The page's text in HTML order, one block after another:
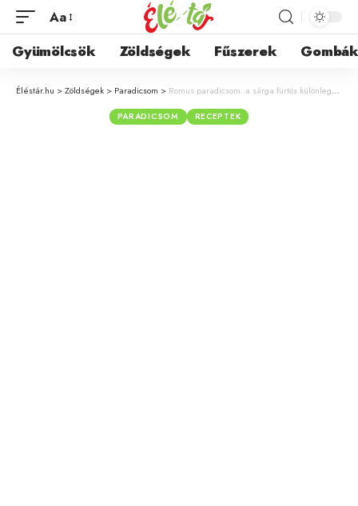
Aa
Gyümölcsök Zöldségek Fűszerek Gombák
Éléstár.hu >Zöldségek > Paradicsom > Romus paradicsom: a sárga fürtös különlegesség, ami feldobja a salátákat
PARADICSOM RECEPTEK